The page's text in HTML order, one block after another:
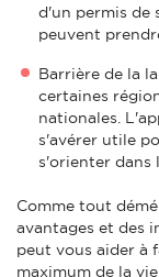
d'un permis de
peuvent
Barrière de la
certaines
nationales.
s'avérer utile
s'orienter dans
Comme tout
avantages et des
peut vous aider à
maximum de la